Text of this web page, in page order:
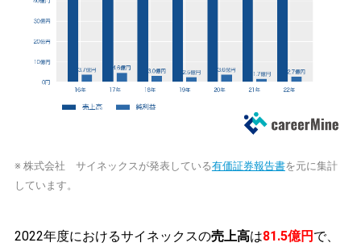
※ 株式会社 サイネックスが発表している有価証券報告書を元に集計
しています。
2022年度におけるサイネックスの売上高は81.5億円 で、